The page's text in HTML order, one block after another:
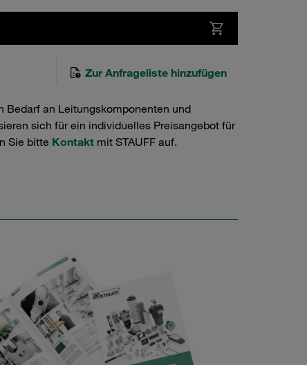
Zur Anfrageliste hinzufügen
Bedarf an Leitungskomponenten und
sich für ein individuelles Preisangebot für
Sie bitte Kontakt mit STAUFF auf.